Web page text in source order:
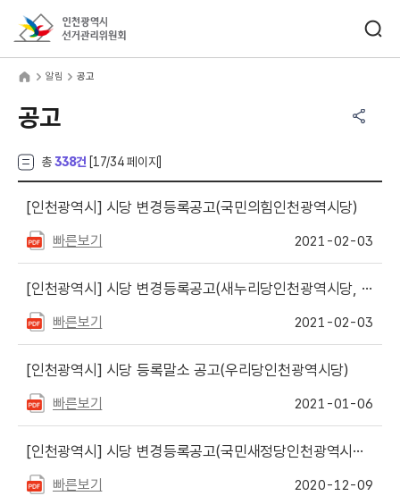
알림 공고
공고
총338건 [17/34 페이지]
[인천광역시] 시당 변경등록공고(국민의힘인천광역시당)
빠른보기 2021-02-03
[인천광역시] 시당 변경등록공고(새누리당인천광역시당, 여성의당인천광역시당)
빠른보기 2021-02-03
[인천광역시] 시당 등록말소 공고(우리당인천광역시당)
빠른보기 2021-01-06
[인천광역시] 시당 변경등록공고(국민새정당인천광역시당, 남북통일당인천광역시당)
빠른보기 2020-12-09